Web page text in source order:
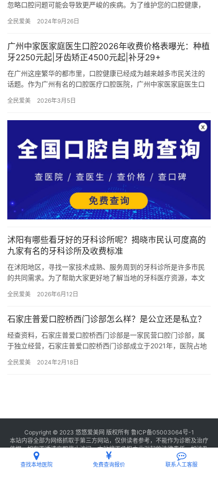
忽略口腔问题可能会导致更严峻的疾病。为了维护您的口腔健康，
是您值…
全民爱美 2024年9月26日
广州中家医家庭医生口腔2026年收费价格表曝光：种植
牙2250元起|牙齿矫正4500元起|补牙29+
在广州这座繁华的都市里，口腔健康已经成为越来越多市民关注的
话题。作为广州有名的口腔医疗口腔医院，广州中家医家庭医生口
民…
全民爱美 2026年3月5日
沭阳有哪些看牙好的牙科诊所呢？揭晓市民认可度高的
九家有名的牙科诊所及收费标准
在沭阳地区，寻找一家技术成熟、服务周到的牙科诊所是许多市民
的共同需求。为了帮助大家更好地了解当地的牙科医疗资源，本文
的优势…
全民爱美 2026年6月12日
石家庄普爱口腔桥西门诊部怎么样？是公立还是私立？
经查资料，石家庄普爱口腔桥西门诊部是一家民营口腔门诊部，属
于独立经营，石家庄普爱口腔桥西门诊部成立于2021年，医院占地
全民爱美 2024年2月18日
Copyright © 2023 悠悠爱美网 版权所有 鲁ICP备05003064号-1
本站内容全部为网络抓取于第三方网站，仅供读者参考，不能作为诊断及治疗
依据，如有不适请立即停止访问，本站将不承担由此引起的法律责任。如涉及
联系我们
查找本地医院 免费查询报价 联系人工客服